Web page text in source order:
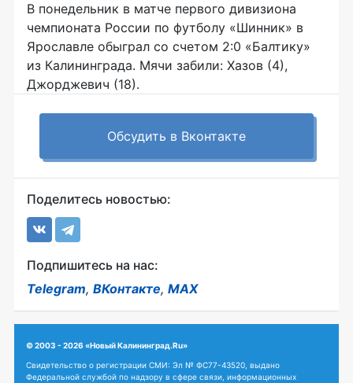
В понедельник в матче первого дивизиона
чемпионата России по футболу «Шинник» в
Ярославле обыграл со счетом 2:0 «Балтику»
из Калининграда. Мячи забили: Хазов (4),
Джорджевич (18).
Обсудить в Вконтакте
Поделитесь новостью:
Подпишитесь на нас:
Telegram, ВКонтакте, MAX
© 2003 - 2026 «Новый Калининград.Ru»
Свидетельство о регистрации СМИ: Эл № ФС77-43520, выдано
Федеральной службой по надзору в сфере связи, информационных